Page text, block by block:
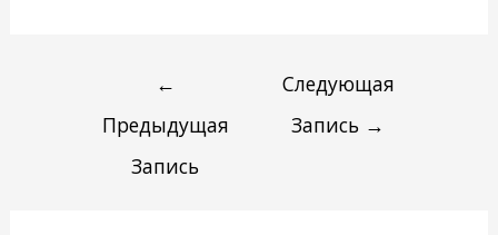
←
Предыдущая
Запись
Следующая
Запись →